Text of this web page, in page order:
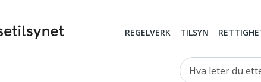
REGELVERK TILSYN
Hva leter du etter?